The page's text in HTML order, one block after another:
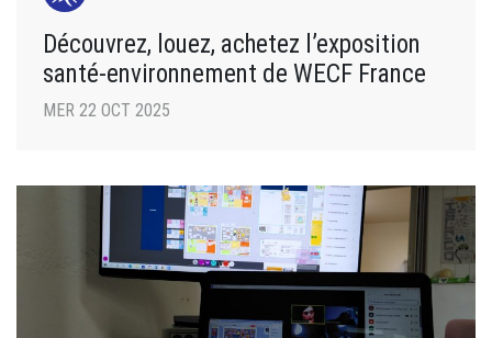
Découvrez, louez, achetez l’exposition
santé-environnement de WECF France
MER 22 OCT 2025